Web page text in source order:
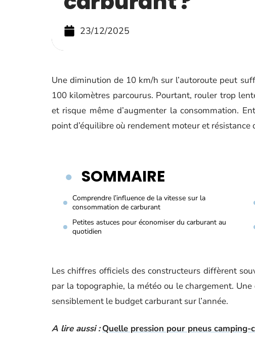
23/12/2025
Une diminution de 10 km/h sur l’autoroute peut
100 kilomètres parcourus. Pourtant, rouler trop
et risque même d’augmenter la consommation.
point d’équilibre où rendement moteur et résistance
SOMMAIRE
Comprendre l’influence de la vitesse sur la
consommation de carburant
Petites astuces pour économiser du carburant au
quotidien
Les chiffres officiels des constructeurs diffèrent
par la topographie, la météo ou le chargement.
sensiblement le budget carburant sur l’année.
A lire aussi : Quelle pression pour pneus camping-